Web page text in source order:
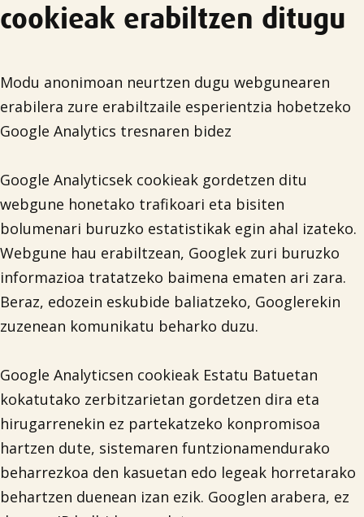
cookieak erabiltzen ditugu
Modu anonimoan neurtzen dugu webgunearen
erabilera zure erabiltzaile esperientzia hobetzeko
Google Analytics tresnaren bidez
Google Analyticsek cookieak gordetzen ditu
webgune honetako trafikoari eta bisiten
bolumenari buruzko estatistikak egin ahal izateko.
Webgune hau erabiltzean, Googlek zuri buruzko
informazioa tratatzeko baimena ematen ari zara.
Beraz, edozein eskubide baliatzeko, Googlerekin
zuzenean komunikatu beharko duzu.
Google Analyticsen cookieak Estatu Batuetan
kokatutako zerbitzarietan gordetzen dira eta
hirugarrenekin ez partekatzeko konpromisoa
hartzen dute, sistemaren funtzionamendurako
beharrezkoa den kasuetan edo legeak horretarako
behartzen duenean izan ezik. Googlen arabera, ez